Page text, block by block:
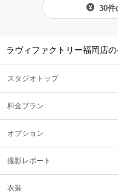
30件
ラヴィファクトリー福岡店
スタジオトップ
料金プラン
オプション
撮影レポート
衣装